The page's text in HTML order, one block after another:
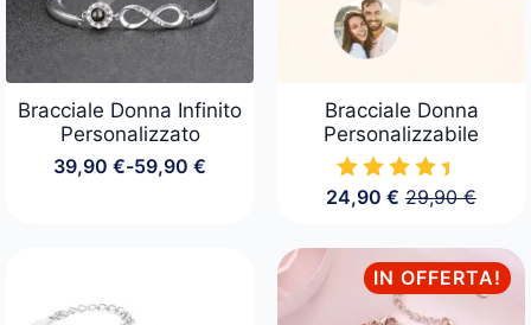
Bracciale Donna Infinito
Personalizzato
39,90 €-59,90 €
Fascia
59,90 €
Bracciale Donna
Personalizzabile
29,90€
Il
originale
era:
29,90 €.
24,90€ Il
attuale
è:
24,90 €.
IN OFFERTA!